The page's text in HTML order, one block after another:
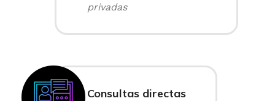
privadas
Consultas directas